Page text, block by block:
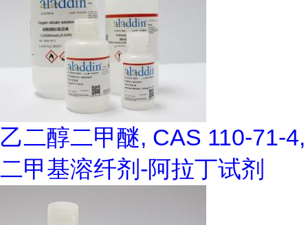
乙二醇二甲醚, CAS 110-71-4,
二甲基溶纤剂-阿拉丁试剂